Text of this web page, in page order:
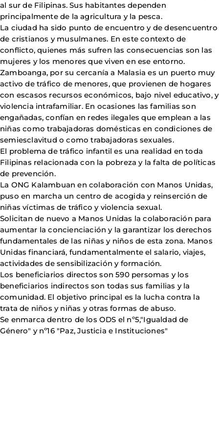
al sur de Filipinas. Sus habitantes dependen
principalmente de la agricultura y la pesca.
La ciudad ha sido punto de encuentro y de desencuentro
de cristianos y musulmanes. En este contexto de
conflicto, quienes más sufren las consecuencias son las
mujeres y los menores que viven en ese entorno.
Zamboanga, por su cercanía a Malasia es un puerto muy
activo de tráfico de menores, que provienen de hogares
con escasos recursos económicos, bajo nivel educativo, y
violencia intrafamiliar. En ocasiones las familias son
engañadas, confían en redes ilegales que emplean a las
niñas como trabajadoras domésticas en condiciones de
semiesclavitud o como trabajadoras sexuales.
El problema de tráfico infantil es una realidad en toda
Filipinas relacionada con la pobreza y la falta de políticas
de prevención.
La ONG Kalambuan en colaboración con Manos Unidas,
puso en marcha un centro de acogida y reinserción de
niñas víctimas de tráfico y violencia sexual.
Solicitan de nuevo a Manos Unidas la colaboración para
aumentar la concienciación y la garantizar los derechos
fundamentales de las niñas y niños de esta zona. Manos
Unidas financiará, fundamentalmente el salario, viajes,
actividades de sensibilización y formación.
Los beneficiarios directos son 590 persomas y los
beneficiarios indirectos son todas sus familias y la
comunidad. El objetivo principal es la lucha contra la
trata de niños y niñas y otras formas de abuso.
Se enmarca dentro de los ODS el nº5,"Igualdad de
Género" y nº16 "Paz, Justicia e Instituciones"